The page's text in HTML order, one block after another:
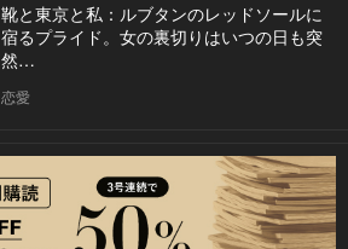
靴と東京と私：ルブタンのレッドソールに
宿るプライド。女の裏切りはいつの日も突
然…
恋愛